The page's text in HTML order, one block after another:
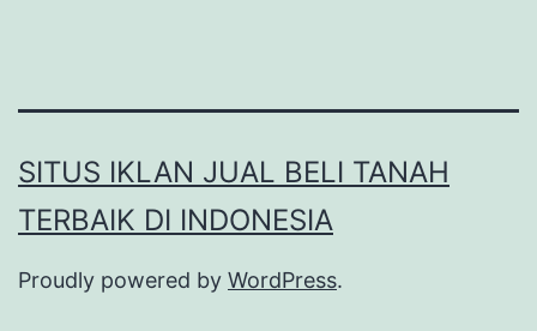
SITUS IKLAN JUAL BELI TANAH
TERBAIK DI INDONESIA
Proudly powered by WordPress.